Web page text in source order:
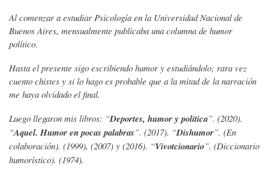
Al comenzar a estudiar Psicología en la Universidad Nacional de
Buenos Aires, mensualmente publicaba una columna de humor
político.
Hasta el presente sigo escribiendo humor y estudiándolo; rara vez
cuento chistes y si lo hago es probable que a la mitad de la narración
me haya olvidado el final.
Luego llegaron mis libros: “Deportes, humor y política”. (2020).
“Aquel. Humor en pocas palabras”. (2017). “Dishumor”. (En
colaboración). (1999), (2007) y (2016). “Vivotcionario”. (Diccionario
humorístico). (1974).